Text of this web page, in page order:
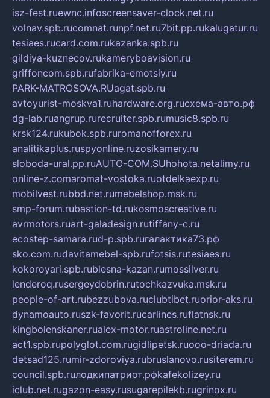
isz-fest.ruewnc.infoscreensaver-clock.net.ru
volnav.spb.rucomnat.runpf.net.ru7bit.pp.rukalugatur.ru
tesiaes.rucard.com.rukazanka.spb.ru
gildiya-kuznecov.rukameryboavision.ru
griffoncom.spb.rufabrika-emotsiy.ru
PARK-MATROSOVA.RUagat.spb.ru
avtoyurist-moskva1.ruhardware.org.ruсхема-авто.рф
dg-lab.ruangrup.rurecruiter.spb.rumusic8.spb.ru
krsk124.rukubok.spb.ruromanofforex.ru
analitikaplus.ruspyonline.ruzosikamery.ru
sloboda-ural.pp.ruAUTO-COM.SUhohota.netalimy.ru
online-z.comaromat-vostoka.ruotdelkaexp.ru
mobilvest.rubbd.net.rumebelshop.msk.ru
smp-forum.rubastion-td.rukosmoscreative.ru
avrmotors.ruart-galadesign.rutiffany-c.ru
ecostep-samara.rud-p.spb.ruгалактика73.рф
sko.com.rudavitamebel-spb.rufotsis.rutesiaes.ru
kokoroyari.spb.rublesna-kazan.rumossilver.ru
lenderoq.rusergeydobrin.rutochkazvuka.msk.ru
people-of-art.rubezzubova.ruclubtibet.ruorior-aks.ru
dynamoauto.ruszk-favorit.rucarlines.ruflatnsk.ru
kingbolenskaner.rualex-motor.ruastroline.net.ru
act1.spb.rupolyglot.com.rugidlipetsk.ruooo-driada.ru
detsad125.rumir-zdoroviya.rubruslanovo.rusiterem.ru
council.spb.ruлодкипатриот.рфkafekolizey.ru
iclub.net.rugazon-easy.rusugarepilekb.rugrinox.ru